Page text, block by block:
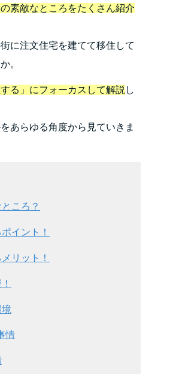
素敵なところをたくさん紹介
に注文住宅を建てて移住して
。
する」にフォーカスして解説 し
あらゆる角度から見ていきま
ころ？
イント！
リット！
情